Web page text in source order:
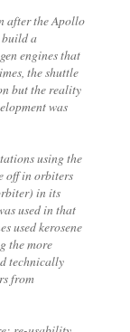
after the Apollo
build a
engines that
the shuttle
but the reality
was
using the
off in orbiters
in its
used in that
used kerosene
the more
technically
from